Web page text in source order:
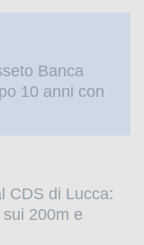
Banca
10 anni con
CDS di Lucca:
200m e